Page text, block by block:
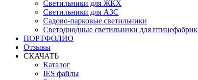
Светильники для ЖКХ
Светильники для АЗС
Садово-парковые светильники
Светодиодные светильники для птицефабрик
ПОРТФОЛИО
Отзывы
СКАЧАТЬ
Каталог
IES файлы